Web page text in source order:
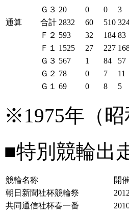
Ｇ３ 20 0 0 3
通算
合計 2832 60 510
Ｆ２ 593 32 184 83
Ｆ１
1525 27 227
Ｇ３ 567 1 84 57
Ｇ２ 78 0 7 11
Ｇ１
69 0 8 5
※1975年（
■特別競輪出
競輪名称 開
朝日新聞社杯競輪祭
共同通信社杯春一番